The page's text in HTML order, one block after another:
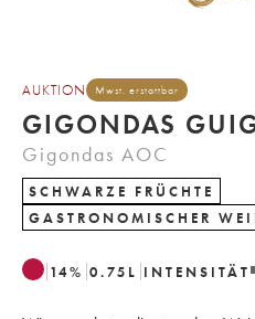
AUKTION Mwst. erstattbar
Gigondas AOC
SCHWARZE FRÜCHTE
GASTRONOMISCHER
14% 0.75 L INTENSITÄT